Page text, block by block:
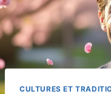
CULTURES ET